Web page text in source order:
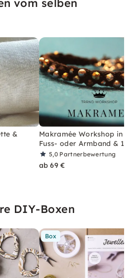
vom selben
&
Makramée Workshop in
Fuss- oder Armband & 1
5,0 Partnerbewertung
ab 69 €
DIY-Boxen
Box